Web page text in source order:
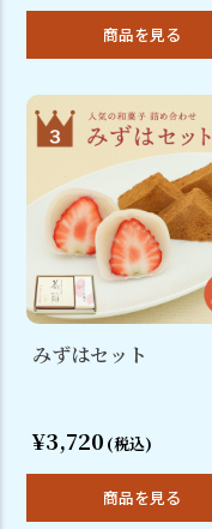
商品を見る
みずはセット
¥3,720 (税込)
商品を見る